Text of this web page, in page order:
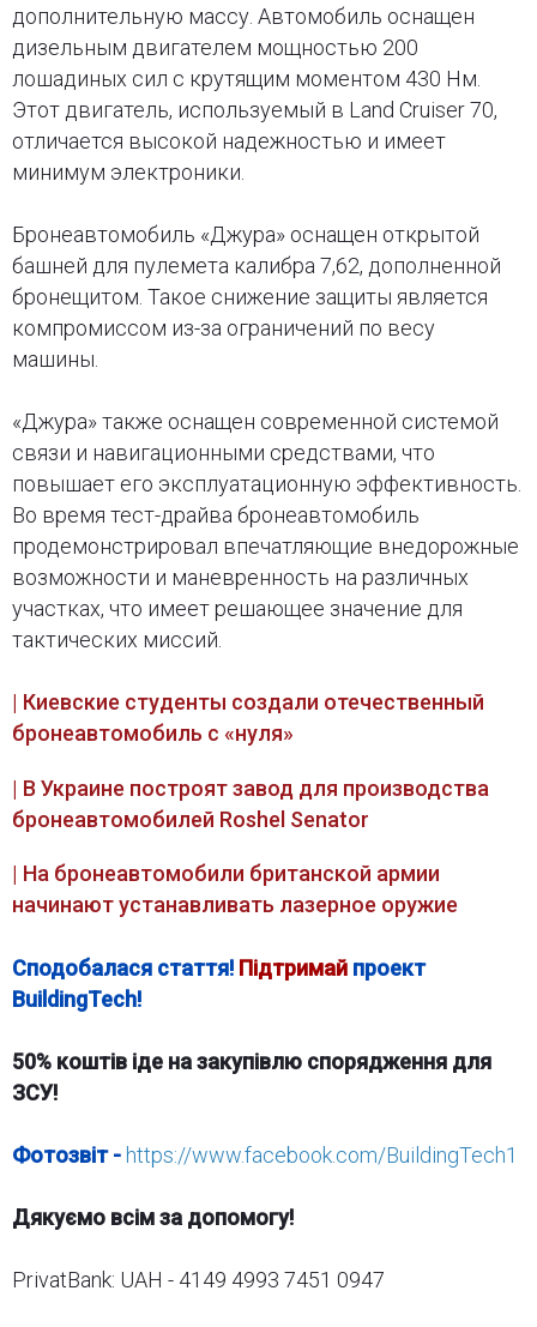
дополнительную массу. Автомобиль оснащен
дизельным двигателем мощностью 200
лошадиных сил с крутящим моментом 430 Нм.
Этот двигатель, используемый в Land Cruiser 70,
отличается высокой надежностью и имеет
минимум электроники.
Бронеавтомобиль «Джура» оснащен открытой
башней для пулемета калибра 7,62, дополненной
бронещитом. Такое снижение защиты является
компромиссом из-за ограничений по весу
машины.
«Джура» также оснащен современной системой
связи и навигационными средствами, что
повышает его эксплуатационную эффективность.
Во время тест-драйва бронеавтомобиль
продемонстрировал впечатляющие внедорожные
возможности и маневренность на различных
участках, что имеет решающее значение для
тактических миссий.
| Киевские студенты создали отечественный
бронеавтомобиль с «нуля»
| В Украине построят завод для производства
бронеавтомобилей Roshel Senator
| На бронеавтомобили британской армии
начинают устанавливать лазерное оружие
Сподобалася стаття! Підтримайпроект
BuildingTech!
50% коштів іде на закупівлю спорядження для
ЗСУ!
Фотозвіт -https://www.facebook.com/BuildingTech1
Дякуємо всім за допомогу!
PrivatBank: UAH - 4149 4993 7451 0947